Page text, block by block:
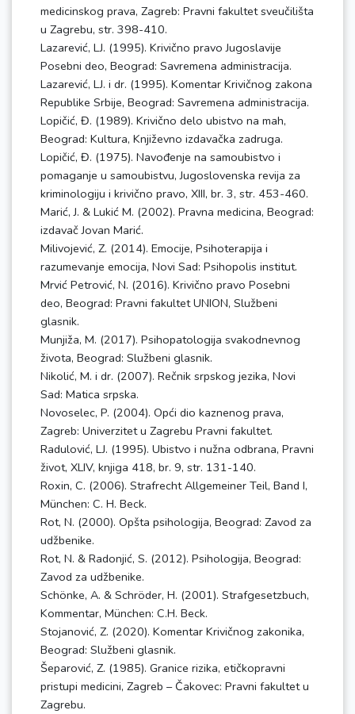
medicinskog prava, Zagreb: Pravni fakultet sveučilišta
u Zagrebu, str. 398-410.
Lazarević, LJ. (1995). Krivično pravo Jugoslavije
Posebni deo, Beograd: Savremena administracija.
Lazarević, LJ. i dr. (1995). Komentar Krivičnog zakona
Republike Srbije, Beograd: Savremena administracija.
Lopičić, Đ. (1989). Krivično delo ubistvo na mah,
Beograd: Kultura, Književno izdavačka zadruga.
Lopičić, Đ. (1975). Navođenje na samoubistvo i
pomaganje u samoubistvu, Jugoslovenska revija za
kriminologiju i krivično pravo, XIII, br. 3, str. 453-460.
Marić, J. & Lukić M. (2002). Pravna medicina, Beograd:
izdavač Jovan Marić.
Milivojević, Z. (2014). Emocije, Psihoterapija i
razumevanje emocija, Novi Sad: Psihopolis institut.
Mrvić Petrović, N. (2016). Krivično pravo Posebni
deo, Beograd: Pravni fakultet UNION, Službeni
glasnik.
Munjiža, M. (2017). Psihopatologija svakodnevnog
života, Beograd: Službeni glasnik.
Nikolić, M. i dr. (2007). Rečnik srpskog jezika, Novi
Sad: Matica srpska.
Novoselec, P. (2004). Opći dio kaznenog prava,
Zagreb: Univerzitet u Zagrebu Pravni fakultet.
Radulović, LJ. (1995). Ubistvo i nužna odbrana, Pravni
život, XLIV, knjiga 418, br. 9, str. 131-140.
Roxin, C. (2006). Strafrecht Allgemeiner Teil, Band I,
München: C. H. Beck.
Rot, N. (2000). Opšta psihologija, Beograd: Zavod za
udžbenike.
Rot, N. & Radonjić, S. (2012). Psihologija, Beograd:
Zavod za udžbenike.
Schönke, A. & Schröder, H. (2001). Strafgesetzbuch,
Kommentar, München: C.H. Beck.
Stojanović, Z. (2020). Komentar Krivičnog zakonika,
Beograd: Službeni glasnik.
Šeparović, Z. (1985). Granice rizika, etičkopravni
pristupi medicini, Zagreb – Čakovec: Pravni fakultet u
Zagrebu.